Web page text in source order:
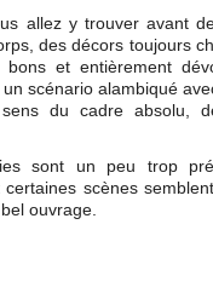
allez y trouver avant
des décors toujours
et entièrement
scénario alambiqué
du cadre absolu,
sont un peu trop
scènes
ouvrage.